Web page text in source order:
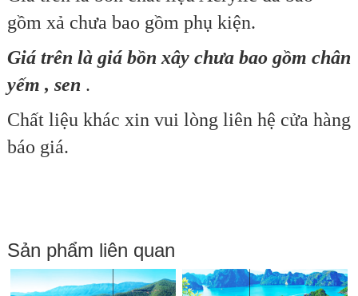
gồm xả chưa bao gồm phụ kiện.
Giá trên là giá bồn xây chưa bao gồm chân
yếm , sen .
Chất liệu khác xin vui lòng liên hệ cửa hàng
báo giá.
Sản phẩm liên quan